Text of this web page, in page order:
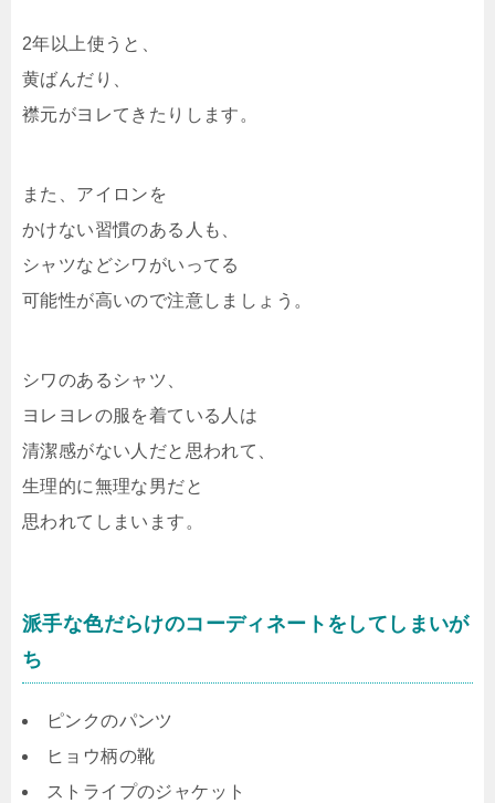
2年以上使うと、
黄ばんだり、
襟元がヨレてきたりします。
また、アイロンを
かけない習慣のある人も、
シャツなどシワがいってる
可能性が高いので注意しましょう。
シワのあるシャツ、
ヨレヨレの服を着ている人は
清潔感がない人だと思われて、
生理的に無理な男だと
思われてしまいます。
派手な色だらけのコーディネートをしてしまいが
ち
ピンクのパンツ
ヒョウ柄の靴
ストライプのジャケット